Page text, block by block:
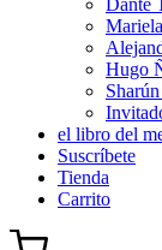
Dante
Hugo
el libro del
Suscríbete
Tienda
Carrito